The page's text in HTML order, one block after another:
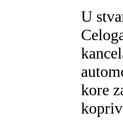
U
kore